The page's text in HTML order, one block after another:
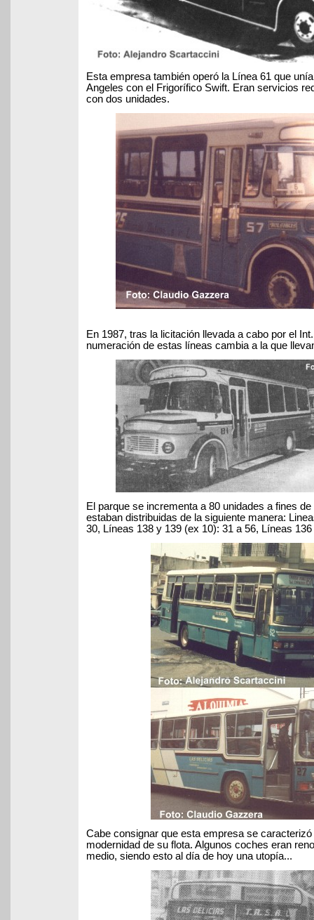
Esta empresa también operó la Línea 61 que
Angeles con el Frigorífico Swift. Eran servicios
con dos unidades.
En 1987, tras la licitación llevada a cabo por el
numeración de estas líneas cambia a la que
El parque se incrementa a 80 unidades a fines
estaban distribuidas de la siguiente manera:
30, Líneas 138 y 139 (ex 10): 31 a 56, Líneas
Cabe consignar que esta empresa se
modernidad de su flota. Algunos coches eran
medio, siendo esto al día de hoy una utopía...